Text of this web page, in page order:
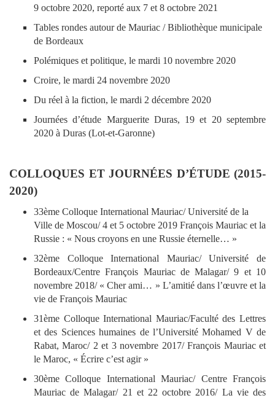
9 octobre 2020, reporté aux 7 et 8 octobre 2021
Tables rondes autour de Mauriac / Bibliothèque municipale
de Bordeaux
Polémiques et politique, le mardi 10 novembre 2020
Croire, le mardi 24 novembre 2020
Du réel à la fiction, le mardi 2 décembre 2020
Journées d’étude Marguerite Duras, 19 et 20 septembre
2020 à Duras (Lot-et-Garonne)
COLLOQUES ET JOURNÉES D’ÉTUDE (2015-
2020)
33ème Colloque International Mauriac/ Université de la
Ville de Moscou/ 4 et 5 octobre 2019 François Mauriac et la
Russie : « Nous croyons en une Russie éternelle… »
32ème Colloque International Mauriac/ Université de
Bordeaux/Centre François Mauriac de Malagar/ 9 et 10
novembre 2018/ « Cher ami… » L’amitié dans l’œuvre et la
vie de François Mauriac
31ème Colloque International Mauriac/Faculté des Lettres
et des Sciences humaines de l’Université Mohamed V de
Rabat, Maroc/ 2 et 3 novembre 2017/ François Mauriac et
le Maroc, « Écrire c’est agir »
30ème Colloque International Mauriac/ Centre François
Mauriac de Malagar/ 21 et 22 octobre 2016/ La vie des